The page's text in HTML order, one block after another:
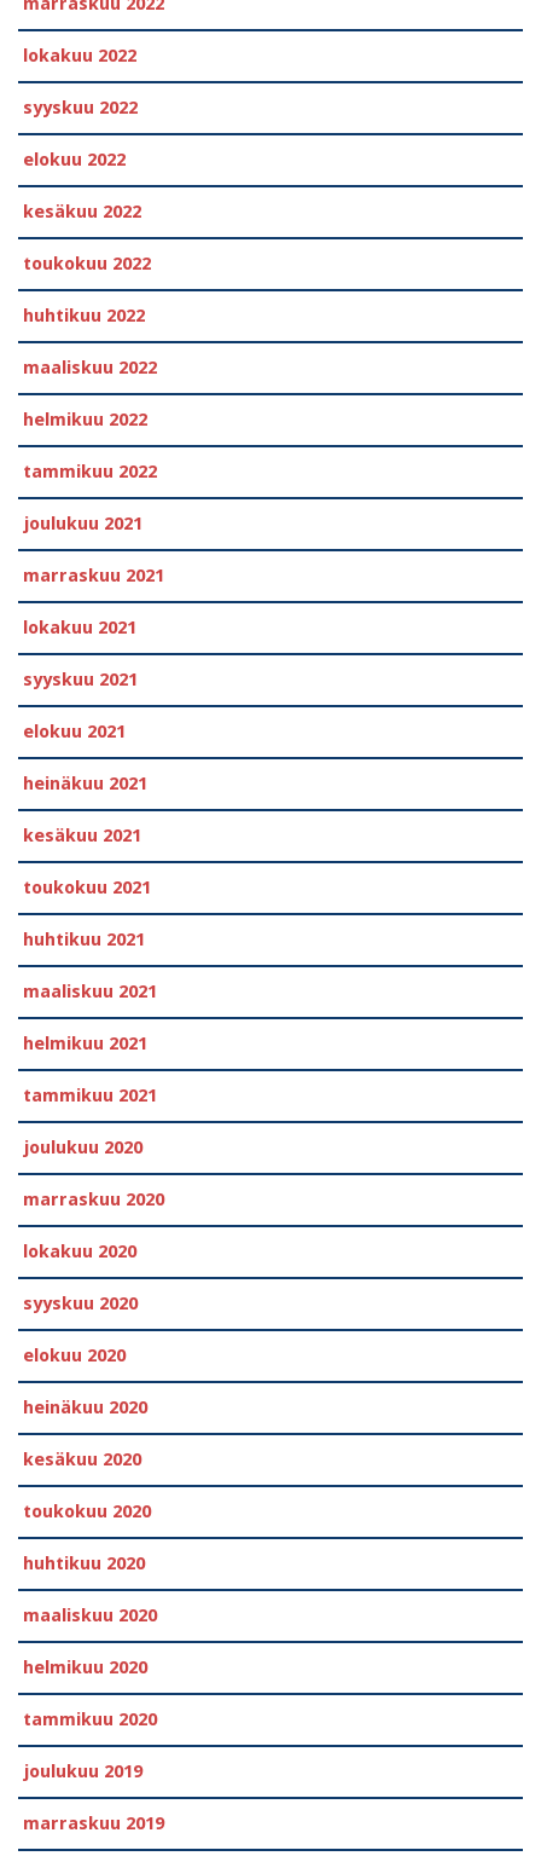
lokakuu 2022
syyskuu 2022
elokuu 2022
kesäkuu 2022
toukokuu 2022
huhtikuu 2022
maaliskuu 2022
helmikuu 2022
tammikuu 2022
joulukuu 2021
marraskuu 2021
lokakuu 2021
syyskuu 2021
elokuu 2021
heinäkuu 2021
kesäkuu 2021
toukokuu 2021
huhtikuu 2021
maaliskuu 2021
helmikuu 2021
tammikuu 2021
joulukuu 2020
marraskuu 2020
lokakuu 2020
syyskuu 2020
elokuu 2020
heinäkuu 2020
kesäkuu 2020
toukokuu 2020
huhtikuu 2020
maaliskuu 2020
helmikuu 2020
tammikuu 2020
joulukuu 2019
marraskuu 2019